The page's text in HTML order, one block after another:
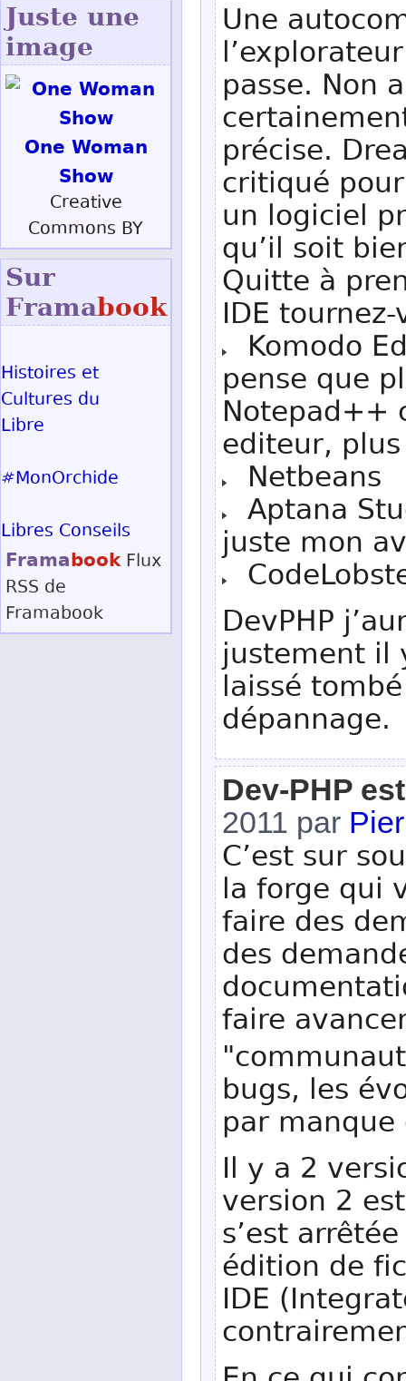
Une
passe. Non
précise.
critiqué
un logiciel
qu’il soit
Quitte à
IDE
Komodo
pense que
Notepad++
editeur,
Netbeans
Aptana
juste mon
DevPHP
justement il
laissé
dépannage.
Dev-PHP
2011 par
C’est sur
la forge qui
faire des
des
faire
bugs, les
par
Il y a 2
version 2
s’est
édition de
IDE
Juste une
image
One Woman
Show
Creative
Commons BY
Sur
Framabook
Histoires et
Cultures du
Libre
#MonOrchide
Libres Conseils
Framabook Flux
RSS de
Framabook